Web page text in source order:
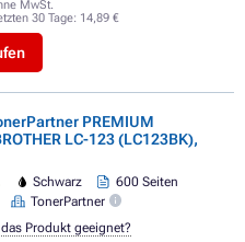
MwSt.
30 Tage: 14,89 €
PREMIUM
LC-123 (LC123BK),
Schwarz
600 Seiten
TonerPartner
Produkt geeignet?